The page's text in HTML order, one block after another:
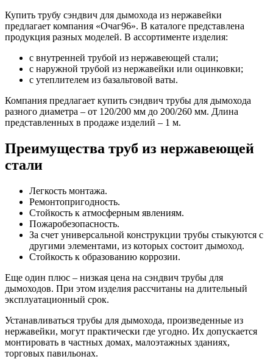
Купить трубу сэндвич для дымохода из нержавейки
предлагает компания «Очаг96». В каталоге представлена
продукция разных моделей. В ассортименте изделия:
с внутренней трубой из нержавеющей стали;
с наружной трубой из нержавейки или оцинковки;
с утеплителем из базальтовой ваты.
Компания предлагает купить сэндвич трубы для дымохода
разного диаметра ‒ от 120/200 мм до 200/260 мм. Длина
представленных в продаже изделий ‒ 1 м.
Преимущества труб из нержавеющей
стали
Легкость монтажа.
Ремонтопригодность.
Стойкость к атмосферным явлениям.
Пожаробезопасность.
За счет универсальной конструкции трубы стыкуются с
другими элементами, из которых состоит дымоход.
Стойкость к образованию коррозии.
Еще один плюс ‒ низкая цена на сэндвич трубы для
дымоходов. При этом изделия рассчитаны на длительный
эксплуатационный срок.
Устанавливаться трубы для дымохода, произведенные из
нержавейки, могут практически где угодно. Их допускается
монтировать в частных домах, малоэтажных зданиях,
торговых павильонах.